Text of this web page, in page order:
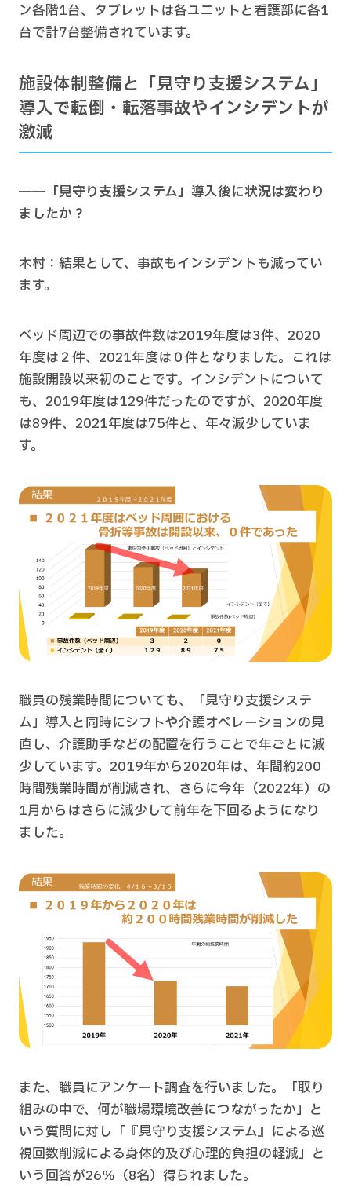
ン各階1台、タブレットは各ユニットと看護部に各1
台で計7台整備されています。
施設体制整備と「見守り支援システム」
導入で転倒・転落事故やインシデントが
激減
――「見守り支援システム」導入後に状況は変わり
ましたか？
木村：結果として、事故もインシデントも減ってい
ます。
ベッド周辺での事故件数は2019年度は3件、2020
年度は２件、2021年度は０件となりました。これは
施設開設以来初のことです。インシデントについて
も、2019年度は129件だったのですが、2020年度
は89件、2021年度は75件と、年々減少していま
す。
職員の残業時間についても、「見守り支援システ
ム」導入と同時にシフトや介護オペレーションの見
直し、介護助手などの配置を行うことで年ごとに減
少しています。2019年から2020年は、年間約200
時間残業時間が削減され、さらに今年（2022年）の
1月からはさらに減少して前年を下回るようになり
ました。
また、職員にアンケート調査を行いました。「取り
組みの中で、何が職場環境改善につながったか」と
いう質問に対し「『見守り支援システム』による巡
視回数削減による身体的及び心理的負担の軽減」と
いう回答が26％（8名）得られました。